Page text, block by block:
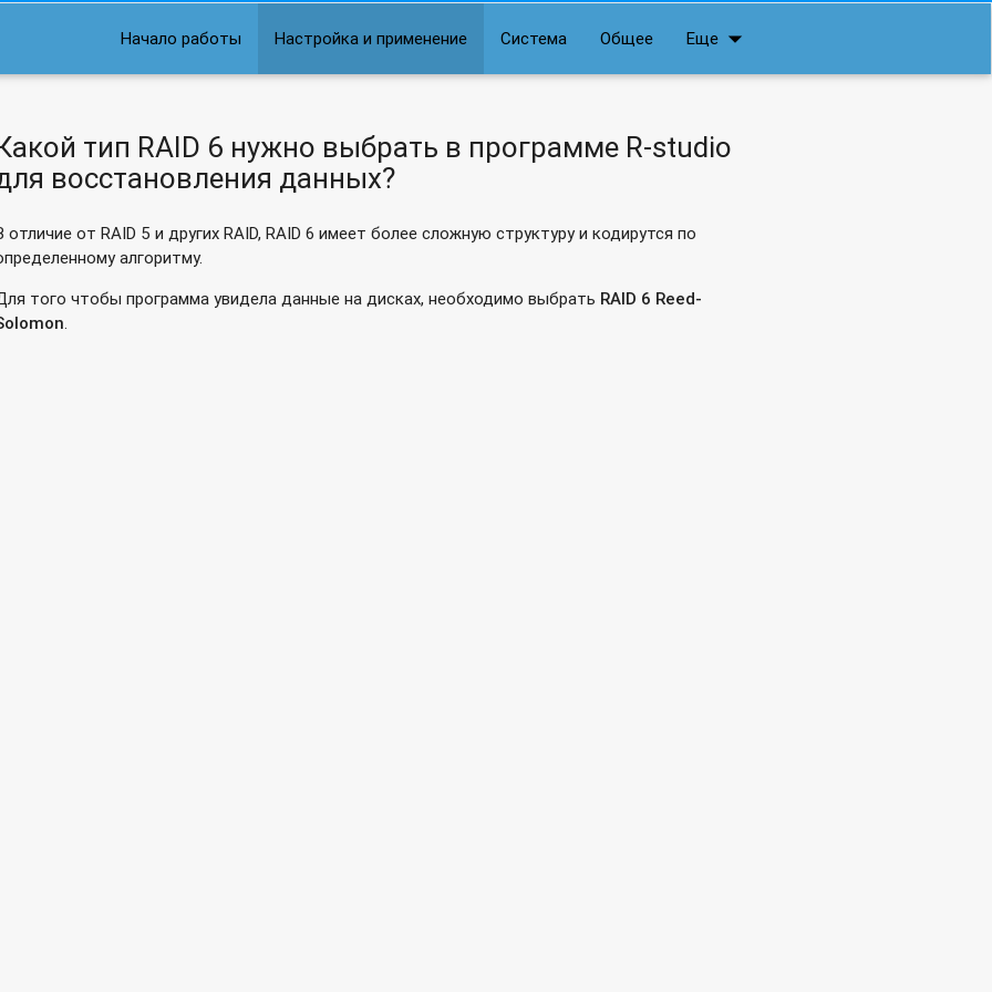
Начало работы Настройка и применение Система Общее Ещеarrow_drop_down
тип RAID 6 нужно выбрать в программе R-studio
восстановления данных?
отличие от RAID 5 и других RAID, RAID 6 имеет более сложную структуру и кодирутся по
алгоритму.
того чтобы программа увидела данные на дисках, необходимо выбрать RAID 6 Reed-